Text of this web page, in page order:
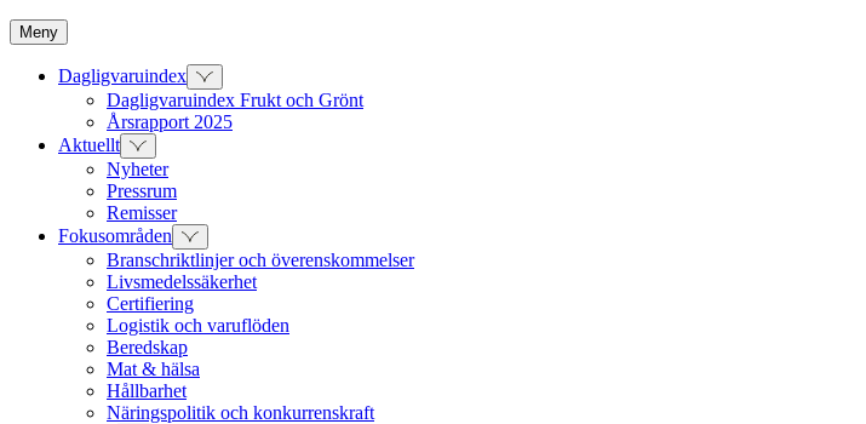
Meny
Dagligvaruindex
Dagligvaruindex Frukt och Grönt
Årsrapport 2025
Aktuellt
Nyheter
Pressrum
Remisser
Fokusområden
Branschriktlinjer och överenskommelser
Livsmedelssäkerhet
Certifiering
Logistik och varuflöden
Beredskap
Mat & hälsa
Hållbarhet
Näringspolitik och konkurrenskraft